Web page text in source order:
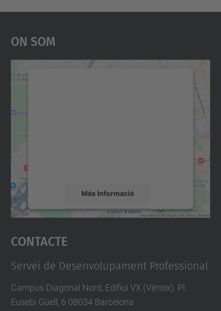
On Som
Més Informació
Accepta
powered by
Contacte
Servei de Desenvolupament Professional
Campus Diagonal Nord, Edifici VX (Vèrtex). Pl.
Eusebi Güell, 6 08034 Barcelona